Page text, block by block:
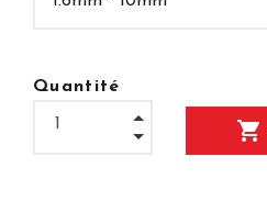
Quantité
shopping_cart